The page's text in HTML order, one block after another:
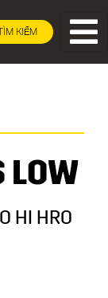
KIẾM
LOW
HI HRO